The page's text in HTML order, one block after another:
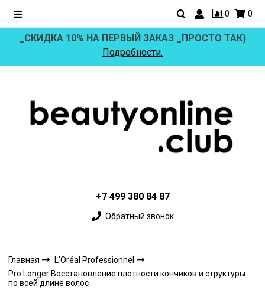
0 0
_СКИДКА 10% НА ПЕРВЫЙ ЗАКАЗ _ПРОСТО ТАК)
Подробности.
+7 499 380 84 87
Обратный звонок
Главная
L'Oréal Professionnel
Pro Longer Восстановление плотности кончиков и структуры
по всей длине волос